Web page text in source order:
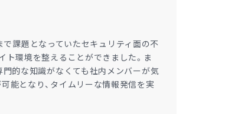
で課題となっていたセキュリティ面の不
ト環境を整えることができました。ま
門的な知識がなくても社内メンバーが気
能となり、タイムリーな情報発信を実